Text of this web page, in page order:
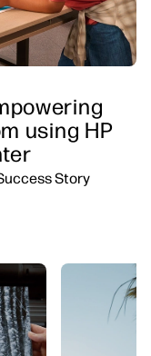
using HP
Story